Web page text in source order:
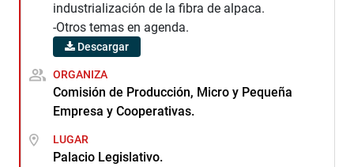
industrialización de la fibra de alpaca.
-Otros temas en agenda.
Descargar
ORGANIZA
Comisión de Producción, Micro y Pequeña
Empresa y Cooperativas.
LUGAR
Palacio Legislativo.